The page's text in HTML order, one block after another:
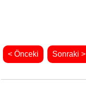
< Önceki Sonraki >